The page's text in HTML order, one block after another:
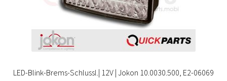
LED-Blink-Brems-Schlussl.| 12V | Jokon 10.0030.500, E2-06069